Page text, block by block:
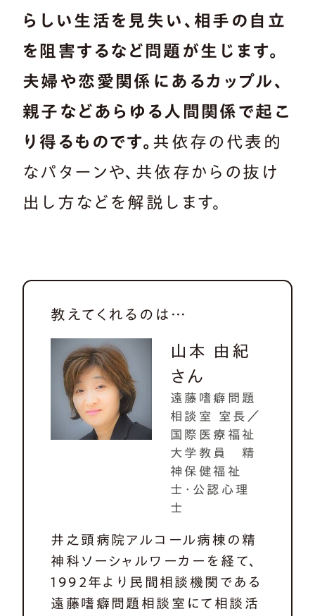
らしい生活を見失い、相手の自立
を阻害するなど問題が生じます。
夫婦や恋愛関係にあるカップル、
親子などあらゆる人間関係で起こ
り得るものです。 共依存の代表的
なパターンや、共依存からの抜け
出し方などを解説します。
教えてくれるのは…
山本 由紀
さん
遠藤嗜癖問題
相談室 室長／
国際医療福祉
大学教員 精
神保健福祉
士・公認心理
士
井之頭病院アルコール病棟の精
神科ソーシャルワーカーを経て、
1992年より民間相談機関である
遠藤嗜癖問題相談室にて相談活